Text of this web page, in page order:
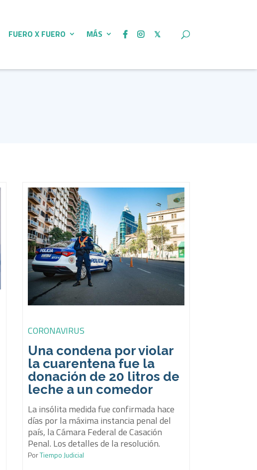
FUERO X FUERO MÁS
CORONAVIRUS
Una condena por violar
la cuarentena fue la
donación de 20 litros de
leche a un comedor
La insólita medida fue confirmada hace
días por la máxima instancia penal del
país, la Cámara Federal de Casación
Penal. Los detalles de la resolución.
PorTiempo Judicial